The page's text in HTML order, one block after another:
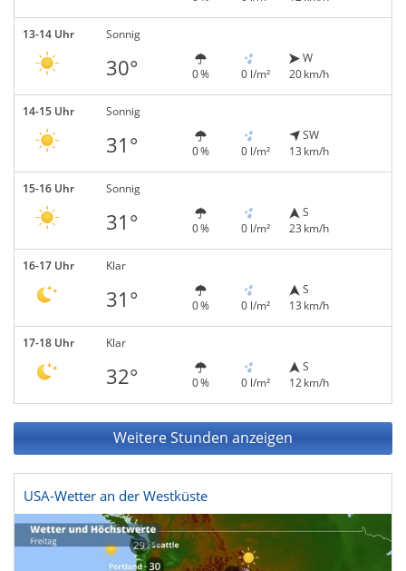
13-14 Uhr Sonnig
30° 0 % 0 l/m²
W
20 km/h
14-15 Uhr Sonnig
31° 0 % 0 l/m²
SW
13 km/h
15-16 Uhr Sonnig
31° 0 % 0 l/m²
S
23 km/h
16-17 Uhr Klar
31° 0 % 0 l/m²
S
13 km/h
17-18 Uhr Klar
32° 0 % 0 l/m²
S
12 km/h
Weitere Stunden anzeigen
USA-Wetter an der Westküste